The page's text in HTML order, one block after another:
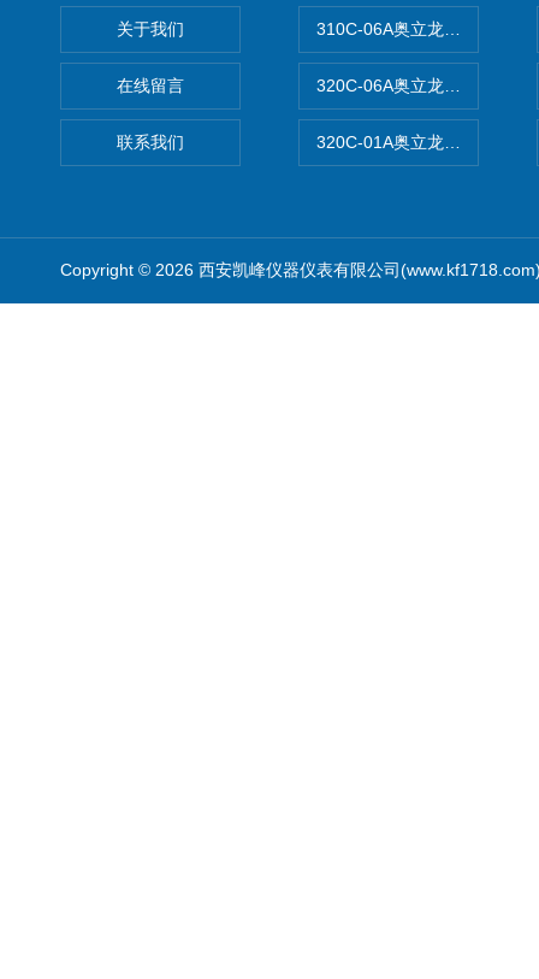
关于我们
在线留言
联系我们
310C-06A奥立龙实验室台式
320C-06A奥立龙实验室便携
320C-01A奥立龙实验室便携
Copyright © 2026 西安凯峰仪器仪表有限公司